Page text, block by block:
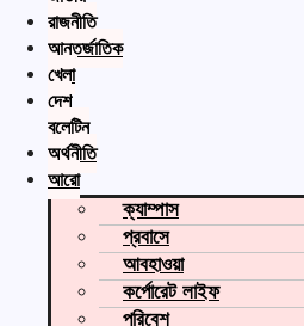
রাজনীতি
আন্তর্জাতিক
খেলা
দেশ
বুলেটিন
অর্থনীতি
আরো
ক্যাম্পাস
প্রবাসে
আবহাওয়া
কর্পোরেট লাইফ
পরিবেশ